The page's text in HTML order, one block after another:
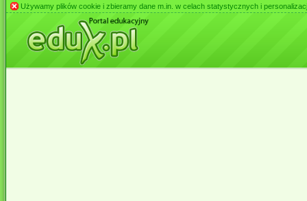
Używamy plików cookie i zbieramy dane m.in. w celach statystycznych i